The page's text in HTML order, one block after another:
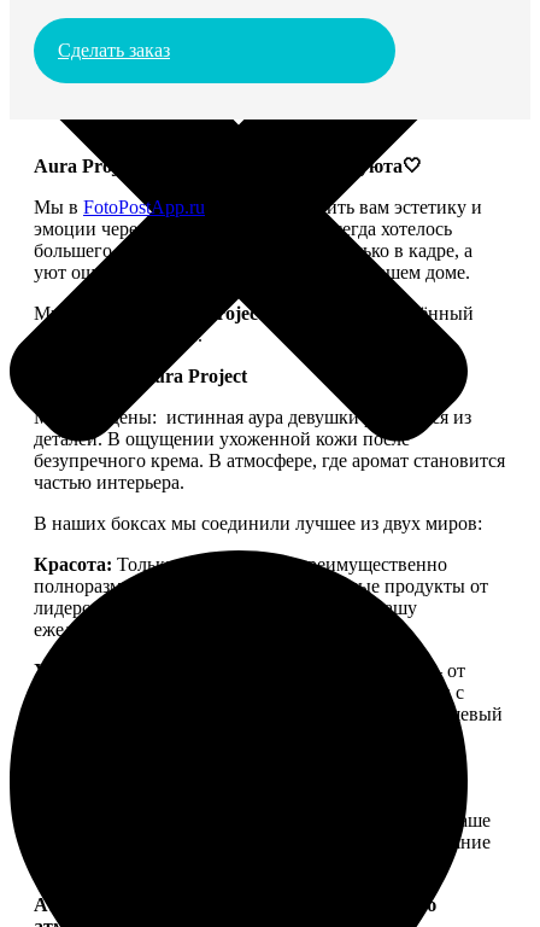
Сделать заказ
Aura Project: твой ритуал красоты и уюта🤍
Мы в FotoPostApp.ru привыкли дарить вам эстетику и
эмоции через фотографии. Но нам всегда хотелось
большего — чтобы красота жила не только в кадре, а
уют ощущался не только в ленте, но и в вашем доме.
Мы запускаем
Aura Project
— проект, посвящённый
осознанной красоте.
Философия Aura Project
Мы убеждены: истинная аура девушки рождается из
деталей. В ощущении ухоженной кожи после
безупречного крема. В атмосфере, где аромат становится
частью интерьера.
В наших боксах мы соединили лучшее из двух миров:
Красота: Только качественная, преимущественно
полноразмерная косметика. Проверенные продукты от
лидеров бьюти-рынка, которые войдут в вашу
ежедневную рутину.
Уют:
Детали для дома, создающие настроение — от
свечей для медитации до арома-капсул для стирки с
уникальной парфюмерной молекулой. Тонкий нишевый
себе. Это коллекция продуктов, которые создадут ваше
идеальное настроение и подчеркнут природное сияние
Aura Project by
— создай свою